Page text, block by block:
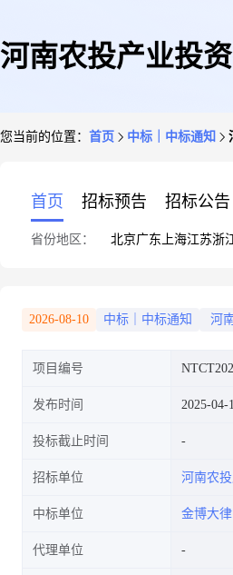
河南农投产业投
您当前的位置： 首页 中标｜中标通知
首页 招标预告 招标公告
省份地区： 北京广东 上海江苏浙
2026-08-10 中标｜中标通知 河
项目编号
发布时间 2025-04-
投标截止时间
招标单位 河南农
中标单位 金博大
代理单位